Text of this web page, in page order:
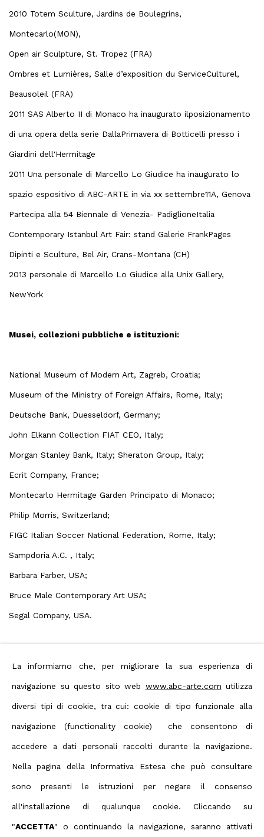
2010 Totem Sculture, Jardins de Boulegrins,
Montecarlo(MON),
Open air Sculpture, St. Tropez (FRA)
Ombres et Lumières, Salle d’exposition du ServiceCulturel,
Beausoleil (FRA)
2011 SAS Alberto II di Monaco ha inaugurato ilposizionamento
di una opera della serie DallaPrimavera di Botticelli presso i
Giardini dell'Hermitage
2011 Una personale di Marcello Lo Giudice ha inaugurato lo
spazio espositivo di ABC-ARTE in via xx settembre11A, Genova
Partecipa alla 54 Biennale di Venezia- PadiglioneItalia
Contemporary Istanbul Art Fair: stand Galerie FrankPages
Dipinti e Sculture, Bel Air, Crans-Montana (CH)
2013 personale di Marcello Lo Giudice alla Unix Gallery,
NewYork
Musei, collezioni pubbliche e istituzioni:
National Museum of Modern Art, Zagreb, Croatia;
Museum of the Ministry of Foreign Affairs, Rome, Italy;
Deutsche Bank, Duesseldorf, Germany;
John Elkann Collection FIAT CEO, Italy;
Morgan Stanley Bank, Italy; Sheraton Group, Italy;
Ecrit Company, France;
Montecarlo Hermitage Garden Principato di Monaco;
Philip Morris, Switzerland;
FIGC Italian Soccer National Federation, Rome, Italy;
Sampdoria A.C. , Italy;
Barbara Farber, USA;
Bruce Male Contemporary Art USA;
Segal Company, USA.
Privacy Policy
Manage cookies
Terms & Conditions
La informiamo che, per migliorare la sua esperienza di
navigazione su questo sito web www.abc-arte.com utilizza
diversi tipi di cookie, tra cui: cookie di tipo funzionale alla
navigazione (functionality cookie) che consentono di
accedere a dati personali raccolti durante la navigazione.
Nella pagina della Informativa Estesa che può consultare
sono presenti le istruzioni per negare il consenso
all'installazione di qualunque cookie. Cliccando su
"ACCETTA" o continuando la navigazione, saranno attivati